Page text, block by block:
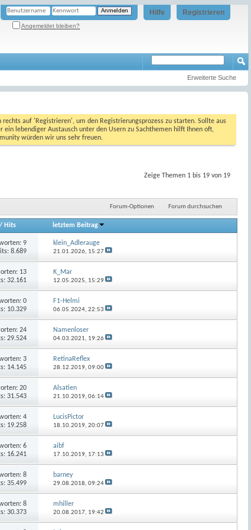
Registrieren
Hilfe
Angemeldet bleiben?
Erweiterte Suche
auf 'Registrieren', um den Registrierungsprozess zu starten. Sollte aus
ein lebendiger Austausch unter den Usern zu Sachthemen hilft Ihnen oft,
würden wir uns sehr freuen.
Zeige Themen 1 bis 19 von 19
Forum-Optionen Forum durchsuchen
/ Hits letztem Beitrag
9
8.689
klein_Adlerauge
21.01.2026, 15:27
13
32.161
K_Mar
12.05.2025, 15:29
0
10.329
F1-Helmi
06.05.2024,22:53
24
29.524
Namenloser
04.03.2021, 19:26
3
14.145
RetinaReflex
28.12.2019,09:00
20
31.543
Alsatien
21.10.2019,06:14
4
19.258
LucisPictor
18.10.2019,20:07
6
16.241
aibf
17.10.2019, 17:13
8
35.499
barney
29.08.2018,09:24
8
30.373
mhiller
20.08.2017, 19:42